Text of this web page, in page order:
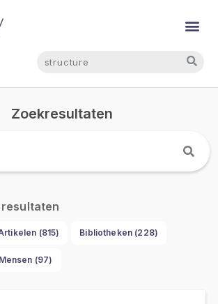
Zoekresultaten
(815) Bibliotheken (228)
Mensen (97)